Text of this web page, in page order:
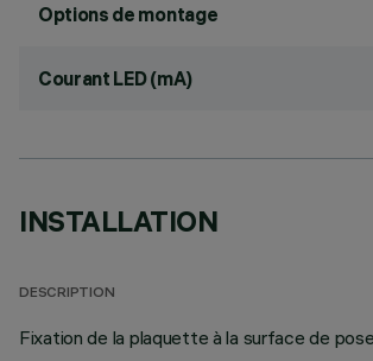
Options de montage
Courant LED (mA)
INSTALLATION
DESCRIPTION
Fixation de la plaquette à la surface de